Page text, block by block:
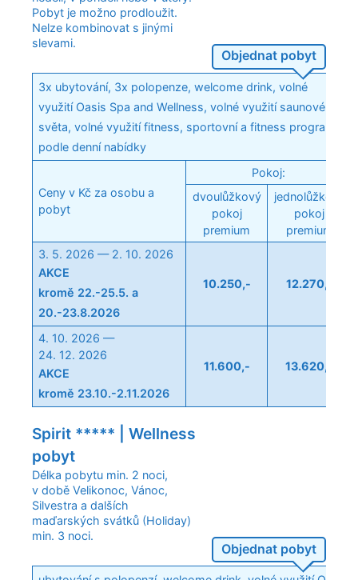
Pobyt je možno prodloužit.
Nelze kombinovat s jinými
slevami.
Objednat pobyt
3x ubytování, 3x polopenze, welcome drink, volné
využití Oasis Spa and Wellness, volné využití saunového
světa, volné využití fitness, sportovní a fitness programy
podle denní nabídky
Ceny v Kč za osobu a
pobyt
Pokoj:
dvoulůžkový
pokoj
premium
jednolůžkový
pokoj
premium
3. 5. 2026 — 2. 10. 2026
AKCE
kromě 22.-25.5. a
20.-23.8.2026
10.250,- 12.270,-
4. 10. 2026 —
24. 12. 2026
AKCE
kromě 23.10.-2.11.2026
11.600,- 13.620,-
Spirit ***** | Wellness
pobyt
Délka pobytu min. 2 noci,
v době Velikonoc, Vánoc,
Silvestra a dalších
maďarských svátků (Holiday)
min. 3 noci.
Objednat pobyt